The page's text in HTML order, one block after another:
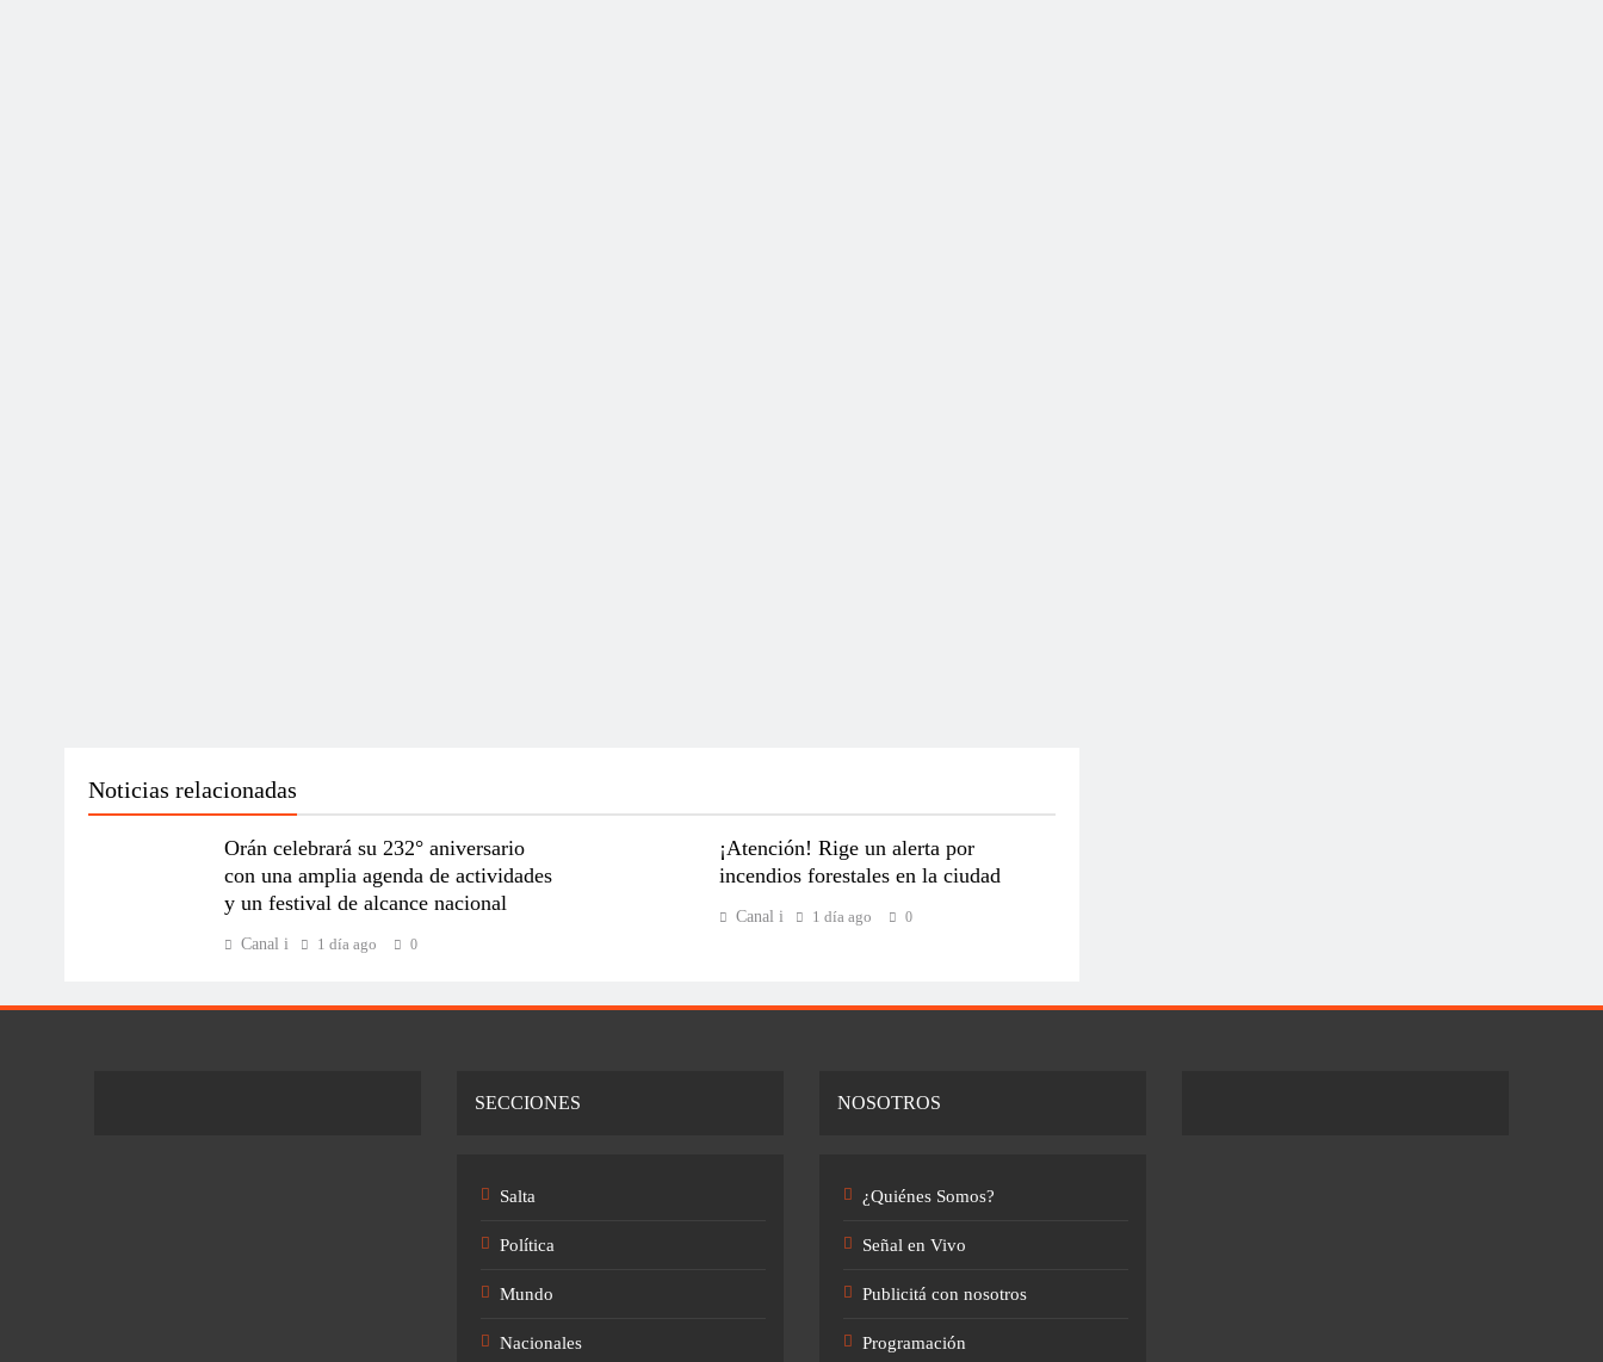
Noticias relacionadas
Orán celebrará su 232° aniversario
con una amplia agenda de actividades
y un festival de alcance nacional
Canal i 1 día ago 0
¡Atención! Rige un alerta por
incendios forestales en la ciudad
Canal i 1 día ago 0
SECCIONES
Salta
Política
Mundo
Nacionales
NOSOTROS
¿Quiénes Somos?
Señal en Vivo
Publicitá con nosotros
Programación